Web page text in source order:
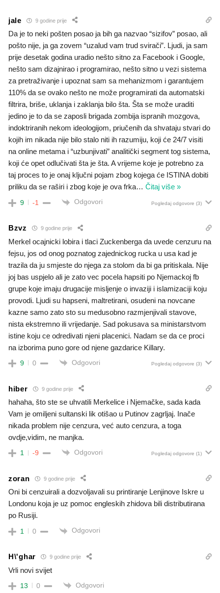
jale 9 godine prije
Da je to neki pošten posao ja bih ga nazvao “sizifov” posao, ali
pošto nije, ja ga zovem “uzalud vam trud svirači”. Ljudi, ja sam
prije desetak godina uradio nešto sitno za Facebook i Google,
nešto sam dizajnirao i programirao, nešto sitno u vezi sistema
za pretraživanje i upoznat sam sa mehanizmom i garantujem
110% da se ovako nešto ne može programirati da automatski
filtrira, briše, uklanja i zaklanja bilo šta. Šta se može uraditi
jedino je to da se zaposli brigada zombija ispranih mozgova,
indoktriranih nekom ideologijom, priučenih da shvataju stvari do
kojih im nikada nije bilo stalo niti ih razumiju, koji će 24/7 visiti
na online metama i “uzbunjivati” analitički segment tog sistema,
koji će opet odlučivati šta je šta. A vrijeme koje je potrebno za
taj proces to je onaj ključni pojam zbog kojega će ISTINA dobiti
priliku da se raširi i zbog koje je ova frka… Čitaj više »
9 -1 Odgovori Pogledaj odgovore (3)
Bzvz 9 godine prije
Merkel ocajnicki lobira i tlaci Zuckenberga da uvede cenzuru na
fejsu, jos od onog poznatog zajednickog rucka u usa kad je
trazila da ju smjeste do njega za stolom da bi ga pritiskala. Nije
joj bas uspjelo ali je zato vec pocela hapsiti po Njemackoj fb
grupe koje imaju drugacije misljenje o invaziji i islamizaciji koju
provodi. Ljudi su hapseni, maltretirani, osudeni na novcane
kazne samo zato sto su medusobno razmjenjivali stavove,
nista ekstremno ili vrijedanje. Sad pokusava sa ministarstvom
istine koju ce odredivati njeni placenici. Nadam se da ce proci
na izborima puno gore od njene gazdarice Killary.
9 0 Odgovori Pogledaj odgovore (3)
hiber 9 godine prije
hahaha, što ste se uhvatili Merkelice i Njemačke, sada kada
Vam je omiljeni sultanski lik otišao u Putinov zagrljaj. Inače
nikada problem nije cenzura, već auto cenzura, a toga
ovdje,vidim, ne manjka.
1 -9 Odgovori Pogledaj odgovore (1)
zoran 9 godine prije
Oni bi cenzuirali a dozvoljavali su printiranje Lenjinove Iskre u
Londonu koja je uz pomoc engleskih zhidova bili distributirana
po Rusiji.
1 0 Odgovori
H\'ghar 9 godine prije
Vrli novi svijet
13 0 Odgovori